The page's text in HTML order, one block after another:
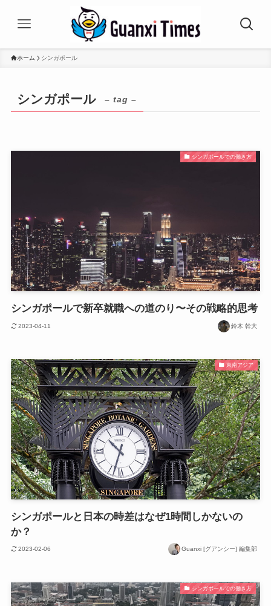
ホーム シンガポール
シンガポール – tag –
シンガポールでの働き方
シンガポールで新卒就職への道のり〜その戦略的思考
2023-04-11 鈴木 幹大
東南アジア
シンガポールと日本の時差はなぜ1時間しかないの
か？
2023-02-06 Guanxi [グアンシー] 編集部
シンガポールでの働き方